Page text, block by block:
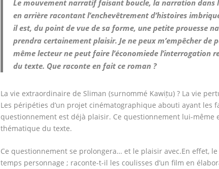
Le mouvement narratif faisant boucle, la narration dans
en arrière racontant l’enchevêtrement d’histoires
il est, du point de vue de sa forme, une petite prouesse
prendra certainement plaisir. Je ne peux m’empêcher de
même lecteur ne peut faire l’économiede l’interrogation
du texte. Que raconte en fait ce roman ?
La vie extraordinaire de Sliman (surnommé Kawiṭu) ? La vie
Les péripéties d’un projet cinématographique abouti ayant les
questionnement est déjà plaisir. Ce questionnement lui-même
thématique du texte.
Ce questionnement se prolongera… et le plaisir avec.En effet,
temps personnage ; raconte-t-il les coulisses d’un film en